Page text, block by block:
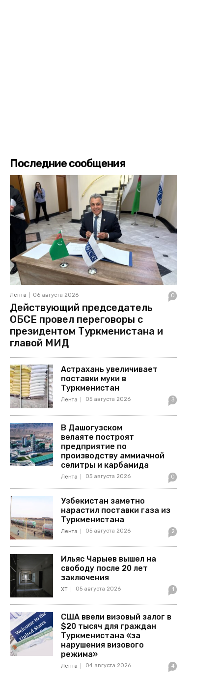
Последние сообщения
Лента 06 августа 2026 0
Действующий председатель
ОБСЕ провел переговоры с
президентом Туркменистана и
главой МИД
Астрахань увеличивает
поставки муки в
Туркменистан
Лента 05 августа 2026 3
В Дашогузском
велаяте построят
предприятие по
производству аммиачной
селитры и карбамида
Лента 05 августа 2026 0
Узбекистан заметно
нарастил поставки газа из
Туркменистана
Лента 05 августа 2026 2
Ильяс Чарыев вышел на
свободу после 20 лет
заключения
ХТ 05 августа 2026 1
США ввели визовый залог в
$20 тысяч для граждан
Туркменистана «за
нарушения визового
режима»
Лента 04 августа 2026 4